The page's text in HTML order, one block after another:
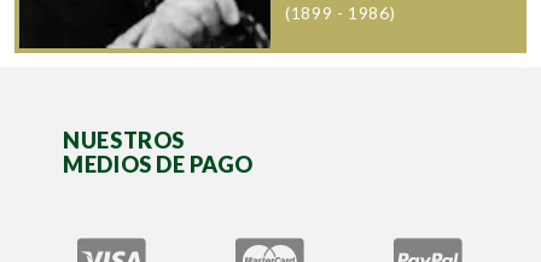
(1899 - 1986)
NUESTROS
MEDIOS DE PAGO